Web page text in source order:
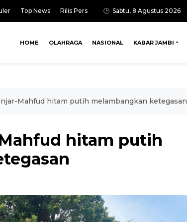
Top News Rilis Pers Sabtu, 8 Agustus 2026
HOME OLAHRAGA NASIONAL KABAR JAMBI
Mahfud hitam putih melambangkan ketegasan
hitam putih